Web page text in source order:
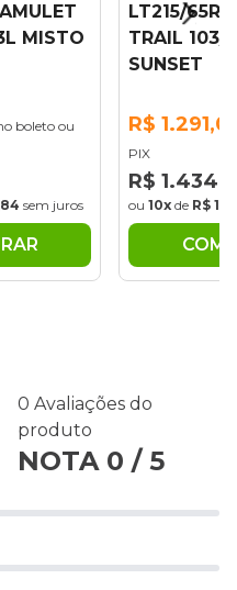
MISTO
boleto ou
sem juros
LT215/
TRAIL 103/
SUNSET
R$
PIX
R$
ou 10x de R$
0 Avaliações do
produto
NOTA 0 / 5